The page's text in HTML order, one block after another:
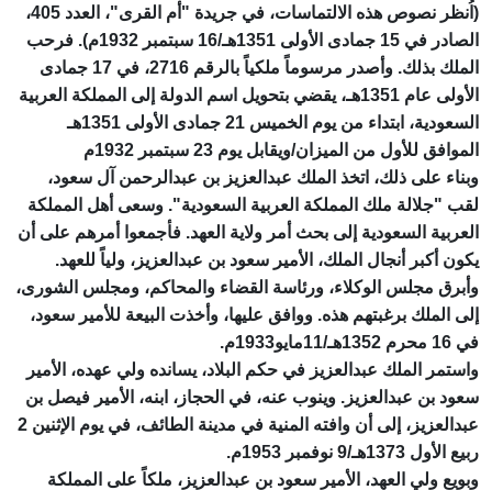
(اُنظر نصوص هذه الالتماسات، في جريدة "أم القرى"، العدد 405،
الصادر في 15 جمادى الأولى 1351هـ/16 سبتمبر 1932م). فرحب
الملك بذلك. وأصدر مرسوماً ملكياً بالرقم 2716، في 17 جمادى
الأولى عام 1351هـ، يقضي بتحويل اسم الدولة إلى المملكة العربية
السعودية، ابتداء من يوم الخميس 21 جمادى الأولى 1351هـ
الموافق للأول من الميزان/ويقابل يوم 23 سبتمبر 1932م
وبناء على ذلك، اتخذ الملك عبدالعزيز بن عبدالرحمن آل سعود،
لقب "جلالة ملك المملكة العربية السعودية". وسعى أهل المملكة
العربية السعودية إلى بحث أمر ولاية العهد. فأجمعوا أمرهم على أن
يكون أكبر أنجال الملك، الأمير سعود بن عبدالعزيز، ولياً للعهد.
وأبرق مجلس الوكلاء، ورئاسة القضاء والمحاكم، ومجلس الشورى،
إلى الملك برغبتهم هذه. ووافق عليها، وأخذت البيعة للأمير سعود،
في 16 محرم 1352هـ/11مايو1933م.
واستمر الملك عبدالعزيز في حكم البلاد، يسانده ولي عهده، الأمير
سعود بن عبدالعزيز. وينوب عنه، في الحجاز، ابنه، الأمير فيصل بن
عبدالعزيز، إلى أن وافته المنية في مدينة الطائف، في يوم الإثنين 2
ربيع الأول 1373هـ/9 نوفمبر 1953م.
وبويع ولي العهد، الأمير سعود بن عبدالعزيز، ملكاً على المملكة